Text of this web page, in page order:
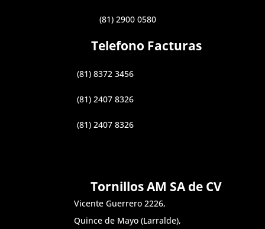
(81) 2900 0580
Telefono Facturas
(81) 8372 3456
(81) 2407 8326
(81) 2407 8326
Tornillos AM SA de CV
Vicente Guerrero 2226,
Quince de Mayo (Larralde),